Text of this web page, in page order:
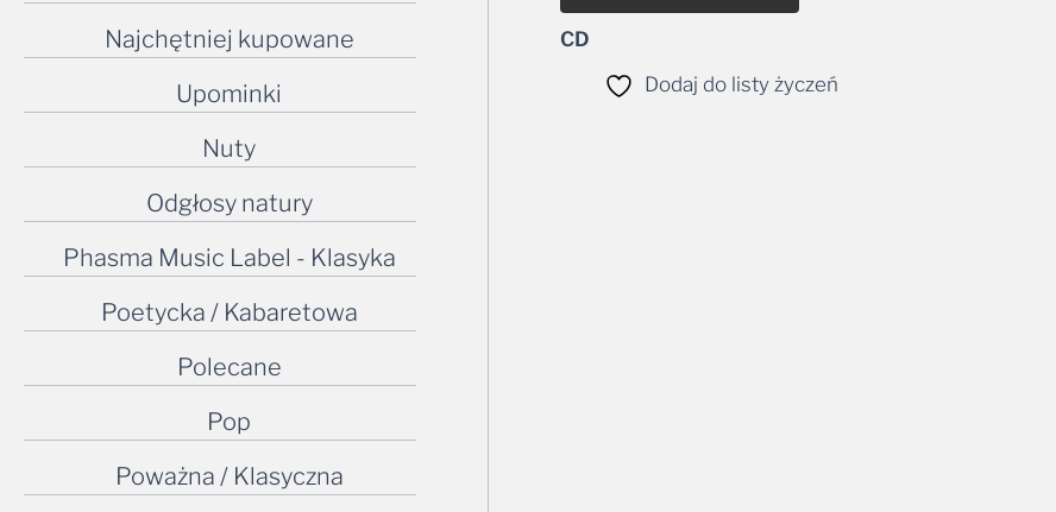
Najchętniej kupowane
Upominki
Nuty
Odgłosy natury
Phasma Music Label - Klasyka
Poetycka / Kabaretowa
Polecane
Pop
Poważna / Klasyczna
CD
Dodaj do listy życzeń